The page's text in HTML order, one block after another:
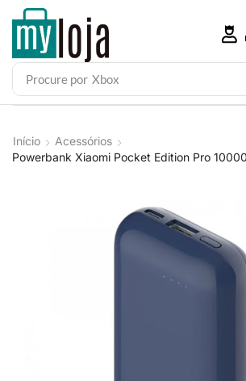
Procure por Xbox
Início
Acessórios
Powerbank Xiaomi Pocket Edition Pro